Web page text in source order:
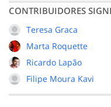
CONTRIBUIDORES
Teresa Graca
Marta Roquette
Ricardo Lapão
Filipe Moura Kavi